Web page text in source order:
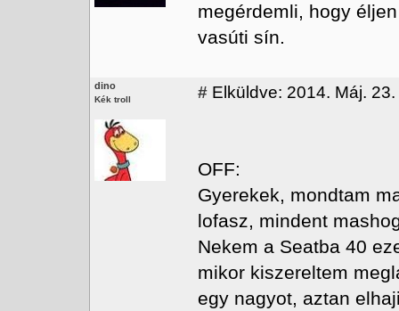
megérdemli, hogy
vasúti sín.
dino
Kék troll # Elküldve: 2014. Máj.
OFF:
Gyerekek, mondtam
lofasz, mindent
Nekem a Seatba 40
mikor kiszereltem
egy nagyot, aztan